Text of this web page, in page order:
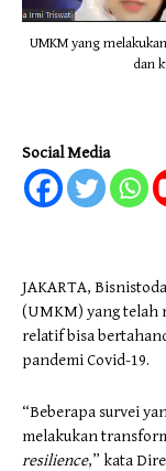
UMKM yang
dan
Social Media
JAKARTA,
(UMKM) yang telah
relatif bisa
pandemi Covid-19.
“Beberapa survei
melakukan
resilience,” kata